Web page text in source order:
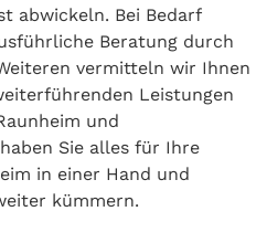
abwickeln. Bei Bedarf
Beratung durch
vermitteln wir Ihnen
Leistungen
und
Sie alles für Ihre
in einer Hand und
kümmern.